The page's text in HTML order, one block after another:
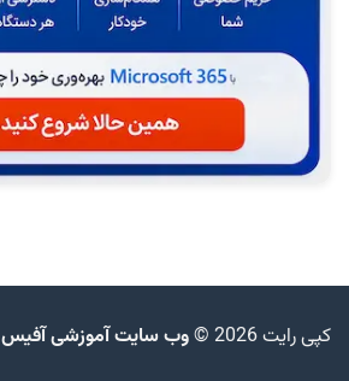
کپی رایت 2026 © وب سایت آموزشی آفیس